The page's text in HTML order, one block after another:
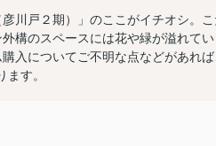
彦川戸２期）」のここがイチオシ。
構のスペースには花や緑が溢れて
入についてご不明な点などがあれ
す。